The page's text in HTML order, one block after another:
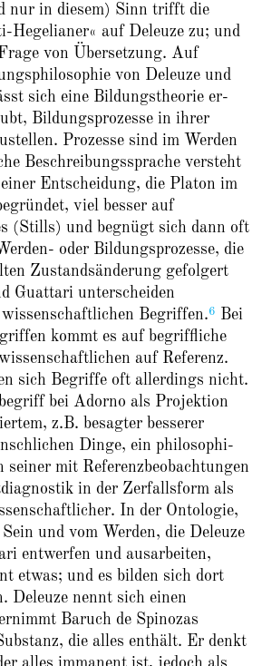
nur in diesem) Sinn trifft die
Hegelianer« auf Deleuze zu; und
von Über­setzung. Auf
von Deleuze und
sich eine Bildungstheorie er­
Bildungsprozesse in ihrer
Prozesse sind im Werden
Beschreibungs­sprache versteht
Entscheidung, die Platon im
viel besser auf
(Stills) und begnügt sich dann oft
oder Bildungsprozesse, die
Zustands­änderung gefolgert
Guattari unterscheiden
Begriffen.6 Bei
kommt es auf begriffliche
auf Referenz.
sich Begriffe oft allerdings nicht.
bei Adorno als Projektion
z.B. besagter besserer
Dinge, ein philosophi­
mit Referenzbeobachtungen
in der Zerfallsform als
In der Ontologie,
und vom Werden, die Deleuze
entwerfen und ausarbeiten,
etwas; und es bilden sich dort
Deleuze nennt sich einen
Baruch de Spinozas
die alles enthält. Er denkt